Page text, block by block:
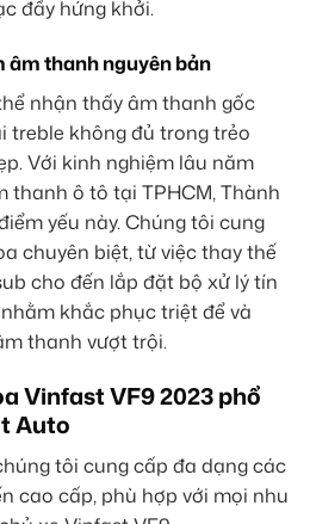
đầy hứng khởi.
âm thanh nguyên bản
nhận thấy âm thanh gốc
treble không đủ trong trẻo
Với kinh nghiệm lâu năm
thanh ô tô tại TPHCM, Thành
yếu này. Chúng tôi cung
chuyên biệt, từ việc thay thế
cho đến lắp đặt bộ xử lý tín
khắc phục triệt để và
thanh vượt trội.
Vinfast VF9 2023 phổ
Auto
tôi cung cấp đa dạng các
cao cấp, phù hợp với mọi nhu